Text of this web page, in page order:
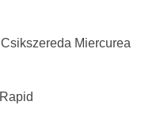
Miercurea